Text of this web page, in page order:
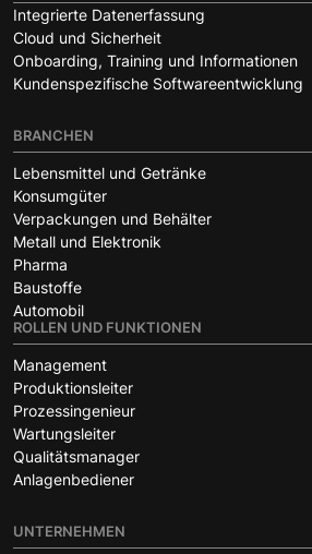
Integrierte Datenerfassung
Cloud und Sicherheit
Onboarding, Training und Informationen
Kundenspezifische Softwareentwicklung
BRANCHEN
Lebensmittel und Getränke
Konsumgüter
Verpackungen und Behälter
Metall und Elektronik
Pharma
Baustoffe
Automobil
ROLLEN UND FUNKTIONEN
Management
Produktionsleiter
Prozessingenieur
Wartungsleiter
Qualitätsmanager
Anlagenbediener
UNTERNEHMEN